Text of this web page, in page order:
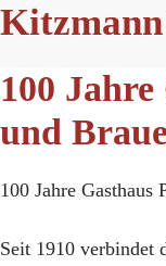
100 Jahre
und
100 Jahre
Seit 1910 verbindet